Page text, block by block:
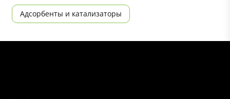
Адсорбенты и катализаторы